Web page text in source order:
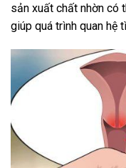
sản xuất chất nhờn có
giúp quá trình quan hệ